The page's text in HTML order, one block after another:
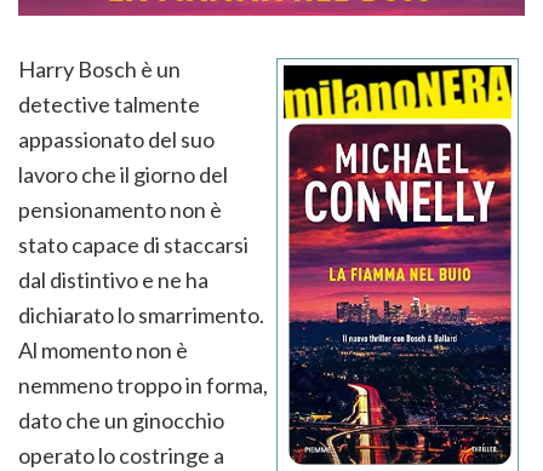
Harry Bosch è un
detective talmente
appassionato del suo
lavoro che il giorno del
pensionamento non è
stato capace di staccarsi
dal distintivo e ne ha
dichiarato lo smarrimento.
Al momento non è
nemmeno troppo in forma,
dato che un ginocchio
operato lo costringe a